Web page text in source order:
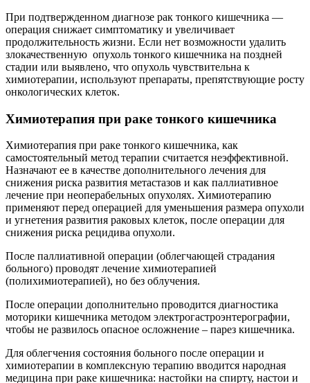
При подтвержденном диагнозе рак тонкого кишечника —
операция снижает симптоматику и увеличивает
продолжительность жизни. Если нет возможности удалить
злокачественную опухоль тонкого кишечника на поздней
стадии или выявлено, что опухоль чувствительна к
химиотерапии, используют препараты, препятствующие росту
онкологических клеток.
Химиотерапия при раке тонкого кишечника
Химиотерапия при раке тонкого кишечника, как
самостоятельный метод терапии считается неэффективной.
Назначают ее в качестве дополнительного лечения для
снижения риска развития метастазов и как паллиативное
лечение при неоперабельных опухолях. Химиотерапию
применяют перед операцией для уменьшения размера опухоли
и угнетения развития раковых клеток, после операции для
снижения риска рецидива опухоли.
После паллиативной операции (облегчающей страдания
больного) проводят лечение химиотерапией
(полихимиотерапией), но без облучения.
После операции дополнительно проводится диагностика
моторики кишечника методом электрогастроэнтерографии,
чтобы не развилось опасное осложнение – парез кишечника.
Для облегчения состояния больного после операции и
химиотерапии в комплексную терапию вводится народная
медицина при раке кишечника: настойки на спирту, настои и